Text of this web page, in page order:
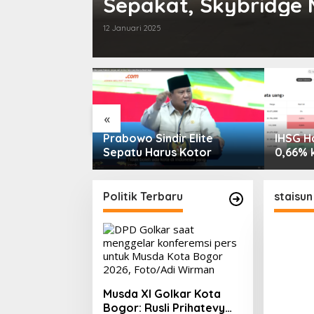
12 Januari 2025
«
Prabowo Sindir Elite
Sepatu Harus Kotor
IHSG
0,66%
Saham
Politik Terbaru
Musda XI Golkar Kota
Bogor: Rusli Prihatevy